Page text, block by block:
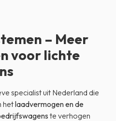
– Meer
voor lichte
specialist uit Nederland die
hetlaadvermogen en de
te verhogen